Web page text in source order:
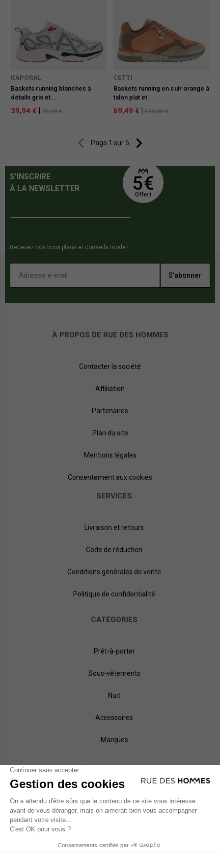
KAPORAL
Baskets running blanches à
détails gris et...
39,94 € 79,90 €
CETTI
Baskets running en cuir orange à
talon plat et...
69,49 € 139,00 €
 Page 1 sur 5 
S'INSCRIRE
À LA NEWSLETTER
Recevez nos bons plans et conseils mode !
S’abonner
À PROPOS DE RUE DES HOMMES
Contacter la société
Affiliation
Partenaires
Plan du site
Mentions légales
Consentement aux cookies
SERVICES
Livraison et retours
Code de réduction
Conditions générales de vente
Politique de confidentialité
CATÉGORIES
Prêt-à-porter
Sous-vêtements
Nuit
Accessoires
Marques
NOS MÉTHODES DE PAIEMENT
MODES DE LIVRAISON